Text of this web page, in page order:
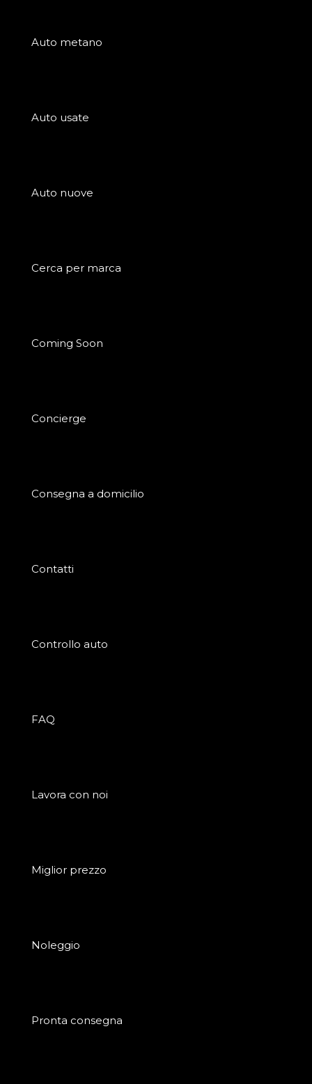
Auto metano
Auto usate
Auto nuove
Cerca per marca
Coming Soon
Concierge
Consegna a domicilio
Contatti
Controllo auto
FAQ
Lavora con noi
Miglior prezzo
Noleggio
Pronta consegna